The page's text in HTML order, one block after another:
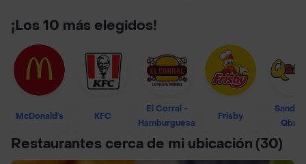
¡Los 10 más elegidos!
McDonald's KFC
El Corral -
Hamburguesa
Frisby
Restaurantes cerca de mi ubicación (30)